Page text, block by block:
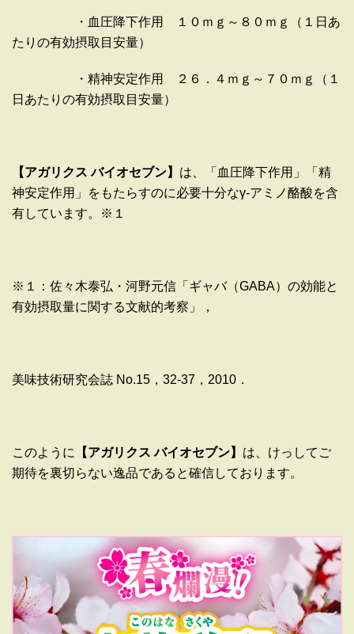
・血圧降下作用 １０ｍｇ～８０ｍｇ（１日あ
たりの有効摂取目安量）
・精神安定作用 ２６．４ｍｇ～７０ｍｇ（１
日あたりの有効摂取目安量）
【アガリクス バイオセブン】 は、「血圧降下作用」「精
神安定作用」をもたらすのに必要十分なγ-アミノ酪酸を含
有しています。※１
※１：佐々木泰弘・河野元信「ギャバ（GABA）の効能と
有効摂取量に関する文献的考察」，
美味技術研究会誌 No.15 ， 32-37 ， 2010 ．
このように 【アガリクス バイオセブン】 は、けっしてご
期待を裏切らない逸品であると確信しております。